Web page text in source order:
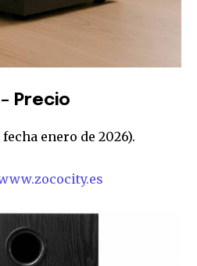
Precio
enero de 2026).